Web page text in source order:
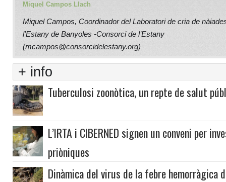
Miquel Campos Llach
Miquel Campos, Coordinador del Laboratori de cria de
l’Estany de Banyoles -Consorci de l’Estany
(mcampos@consorcidelestany.org)
+ info
Tuberculosi zoonòtica, un repte de salut
L’IRTA i CIBERNED signen un conveni per
priòniques
Dinàmica del virus de la febre hemorràgica